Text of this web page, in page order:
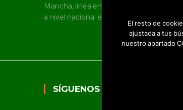
Mancha, línea en la que, a día de hoy,
a nivel nacional e internacional.
SÍGUENOS
El resto de
ajustada a tus
nuestro apartado